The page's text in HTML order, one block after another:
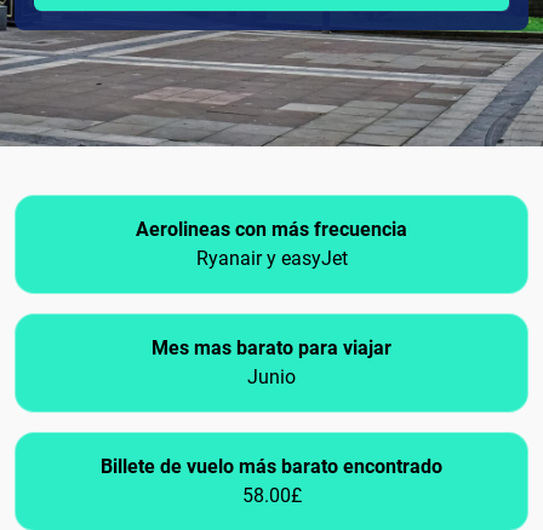
Aerolineas con más frecuencia
Ryanair y easyJet
Mes mas barato para viajar
Junio
Billete de vuelo más barato encontrado
58.00£